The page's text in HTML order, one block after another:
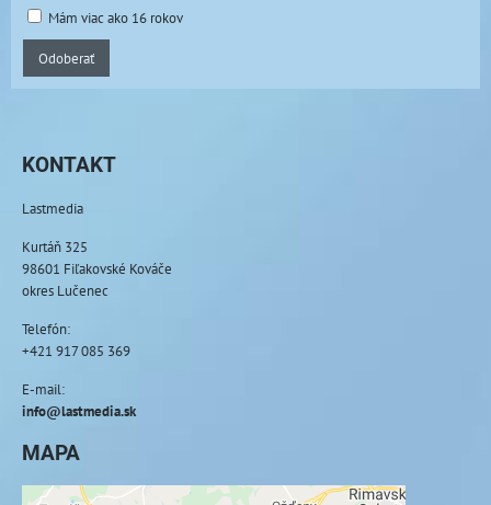
Mám viac ako 16 rokov
Odoberať
KONTAKT
Lastmedia
Kurtáň 325
98601 Fiľakovské Kováče
okres Lučenec
Telefón:
+421 917 085 369
E-mail:
info@lastmedia.sk
MAPA